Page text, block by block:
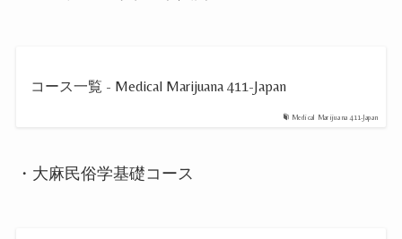
Medical Marijuana 411-Japan
コース一覧 - Medical Marijuana 411-Japan
・大麻民俗学基礎コース